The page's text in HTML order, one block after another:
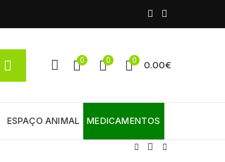
0 0 0 0.00€
ESPAÇO ANIMAL MEDICAMENTOS